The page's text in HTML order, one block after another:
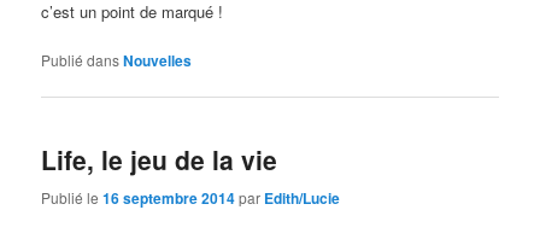
c’est un point de marqué !
Publié dansNouvelles
Life, le jeu de la vie
Publié le16 septembre 2014par Edith/Lucie